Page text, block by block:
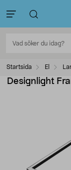
Startsida El
Designlight